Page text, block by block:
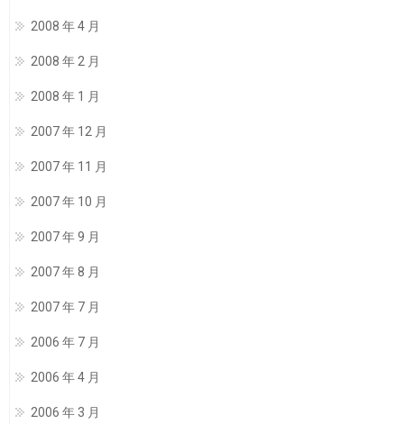
2008 年 4 月
2008 年 2 月
2008 年 1 月
2007 年 12 月
2007 年 11 月
2007 年 10 月
2007 年 9 月
2007 年 8 月
2007 年 7 月
2006 年 7 月
2006 年 4 月
2006 年 3 月